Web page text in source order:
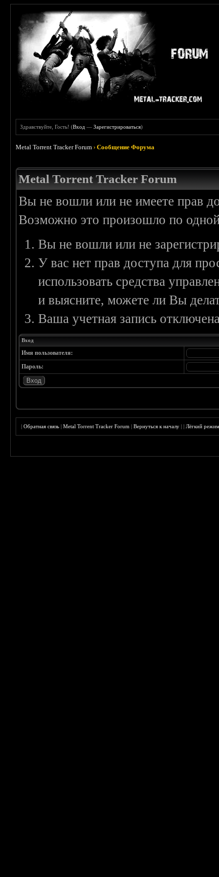
Здравствуйте, Гость! (Вход —Зарегистрироваться)
Metal Torrent Tracker Forum ›Сообщение Форума
Metal Torrent Tracker Forum
Вы не вошли или не имеете прав
Возможно это произошло по
Вы не вошли или не
У вас нет прав доступа для
использовать средства
и выясните, можете ли Вы
Ваша учетная запись
Вход
Имя пользователя:
Пароль:
|Обратная связь |Metal Torrent Tracker Forum |Вернуться к началу ||Лёгкий